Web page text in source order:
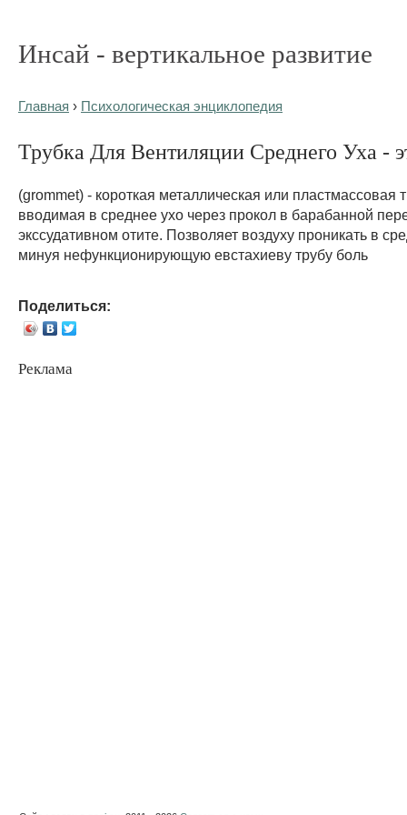
Инсай - вертикальное развитие
Главная › Психологическая энциклопедия
Трубка Для Вентиляции Среднего Уха -
(grommet) - короткая металлическая или пластмассовая
вводимая в среднее ухо через прокол в барабанной
экссудативном отите. Позволяет воздуху проникать в
минуя нефункционирующую евстахиеву трубу боль
Поделиться:
Реклама